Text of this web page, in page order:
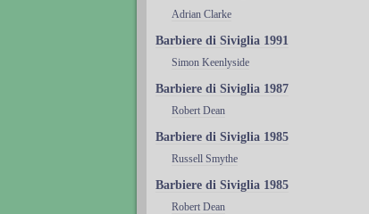
Adrian Clarke
Barbiere di Siviglia 1991
Simon Keenlyside
Barbiere di Siviglia 1987
Robert Dean
Barbiere di Siviglia 1985
Russell Smythe
Barbiere di Siviglia 1985
Robert Dean